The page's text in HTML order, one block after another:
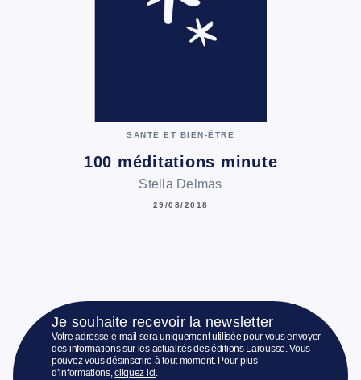
SANTÉ ET BIEN-ÊTRE
100 méditations minute
Stella Delmas
29/08/2018
Je souhaite recevoir la newsletter
Votre adresse e-mail sera uniquement utilisée pour vous envoyer
des informations sur les actualités des éditions Larousse. Vous
pouvez vous désinscrire à tout moment. Pour plus
d’informations,cliquez ici.